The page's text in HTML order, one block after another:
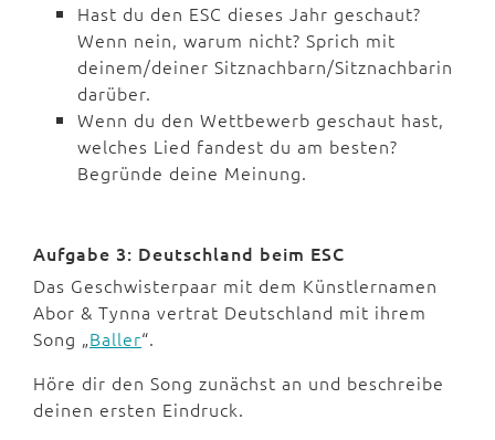
Hast du den ESC dieses Jahr geschaut?
Wenn nein, warum nicht? Sprich mit
deinem/deiner Sitznachbarn/Sitznachbarin
darüber.
Wenn du den Wettbewerb geschaut hast,
welches Lied fandest du am besten?
Begründe deine Meinung.
Aufgabe 3: Deutschland beim ESC
Das Geschwisterpaar mit dem Künstlernamen
Abor & Tynna vertrat Deutschland mit ihrem
Song „Baller“.
Höre dir den Song zunächst an und beschreibe
deinen ersten Eindruck.